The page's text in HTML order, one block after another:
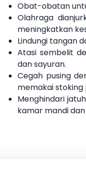
Obat-obatan
Olahraga
meningkatkan
Lindungi tangan
Atasi sembelit
dan sayuran.
Cegah pusing
memakai stoking
Menghindari
kamar mandi